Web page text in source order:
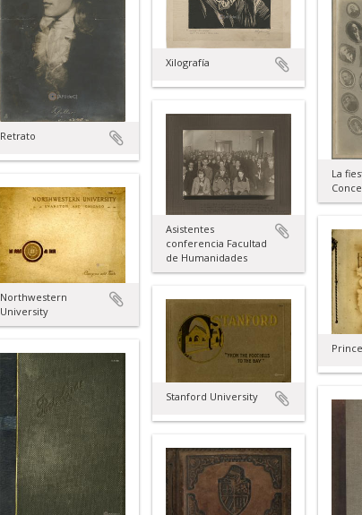
Xilografía
Retrato
La
Asistentes
conferencia Facultad
de Humanidades
Northwestern
University
Stanford University